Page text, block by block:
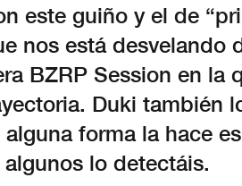
este guiño y el de
nos está desvelando
BZRP Session en la
Duki también
forma la hace
lo detectáis.